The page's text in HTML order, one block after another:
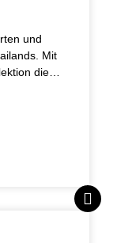
und
Mit
die…